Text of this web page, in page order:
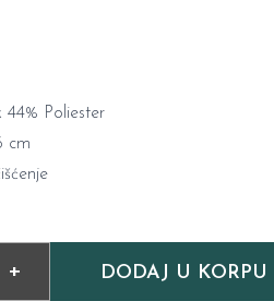
Poliester
cm
+ DODAJ U KORPU